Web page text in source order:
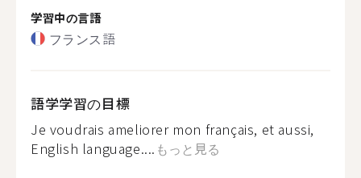
学習中の言語
フランス語
語学学習の目標
Je voudrais ameliorer mon français, et aussi,
English language.... もっと見る